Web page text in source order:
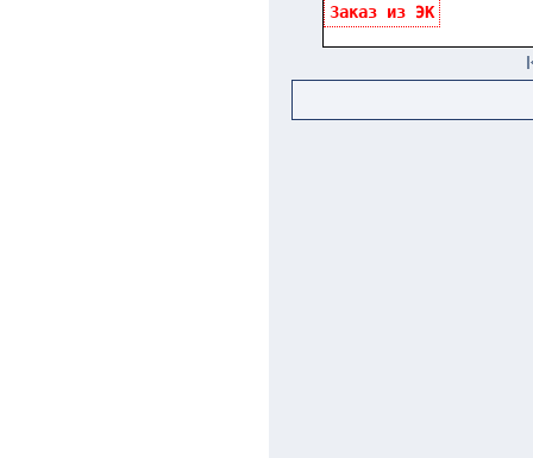
Заказ из ЭК